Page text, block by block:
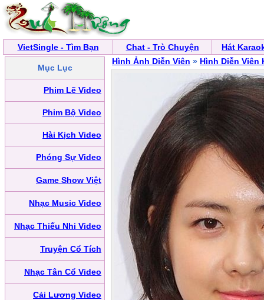
VietSingle - Tìm Bạn Chat - Trò Chuyện Hát
Mục Lục
Phim Lẽ Video
Phim Bộ Video
Hài Kịch Video
Phóng Sự Video
Game Show Việt
Nhạc Music Video
Nhạc Thiếu Nhi Video
Truyện Cổ Tích
Nhạc Tân Cổ Video
Cải Lương Video
Hình Ảnh Diễn Viên » Hình Diễn Viên